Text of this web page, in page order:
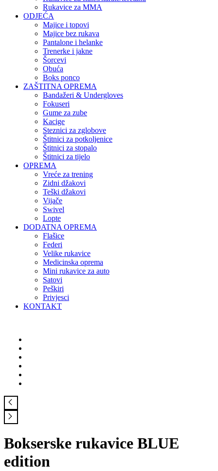
Rukavice za MMA
ODJEĆA
Majice i topovi
Majice bez rukava
Pantalone i helanke
Trenerke i jakne
Šorcevi
Obuća
Boks ponco
ZAŠTITNA OPREMA
Bandažeri & Undergloves
Fokuseri
Gume za zube
Kacige
Steznici za zglobove
Štitnici za potkoljenice
Štitnici za stopalo
Štitnici za tijelo
OPREMA
Vreće za trening
Zidni džakovi
Teški džakovi
Vijače
Swivel
Lopte
DODATNA OPREMA
Flašice
Federi
Velike rukavice
Medicinska oprema
Mini rukavice za auto
Satovi
Peškiri
Privjesci
KONTAKT
Bokserske rukavice BLUE
edition